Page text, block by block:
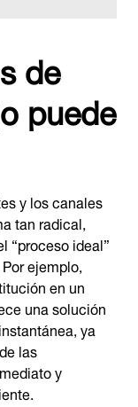
de
puede
y los canales
tan radical,
“proceso ideal”
ejemplo,
en un
una solución
ya
las
y